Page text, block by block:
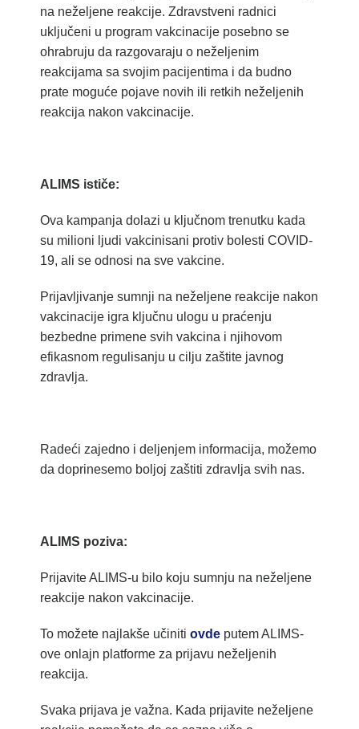
na neželjene reakcije. Zdravstveni radnici
uključeni u program vakcinacije posebno se
ohrabruju da razgovaraju o neželjenim
reakcijama sa svojim pacijentima i da budno
prate moguće pojave novih ili retkih neželjenih
reakcija nakon vakcinacije.
ALIMS ističe:
Ova kampanja dolazi u ključnom trenutku kada
su milioni ljudi vakcinisani protiv bolesti COVID-
19, ali se odnosi na sve vakcine.
Prijavljivanje sumnji na neželjene reakcije nakon
vakcinacije igra ključnu ulogu u praćenju
bezbedne primene svih vakcina i njihovom
efikasnom regulisanju u cilju zaštite javnog
zdravlja.
Radeći zajedno i deljenjem informacija, možemo
da doprinesemo boljoj zaštiti zdravlja svih nas.
ALIMS poziva:
Prijavite ALIMS-u bilo koju sumnju na neželjene
reakcije nakon vakcinacije.
To možete najlakše učiniti ovde putem ALIMS-
ove onlajn platforme za prijavu neželjenih
reakcija.
Svaka prijava je važna. Kada prijavite neželjene